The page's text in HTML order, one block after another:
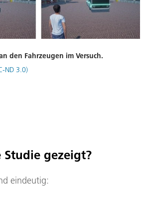
den Fahrzeugen im Versuch.
ND 3.0)
Studie gezeigt?
eindeutig: